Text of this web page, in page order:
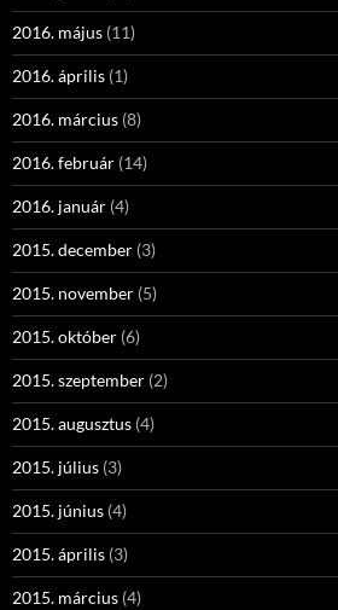
2016. május (11)
2016. április (1)
2016. március (8)
2016. február (14)
2016. január (4)
2015. december (3)
2015. november (5)
2015. október (6)
2015. szeptember (2)
2015. augusztus (4)
2015. július (3)
2015. június (4)
2015. április (3)
2015. március (4)